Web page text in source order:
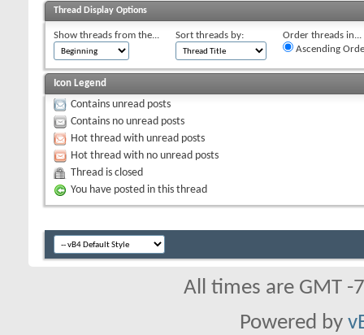
Thread Display Options
Show threads from the... Sort threads by:
Order threads in...
Ascending
Icon Legend
Contains unread posts
Contains no unread posts
Hot thread with unread posts
Hot thread with no unread posts
Thread is closed
You have posted in this thread
All times are GMT
Powered by